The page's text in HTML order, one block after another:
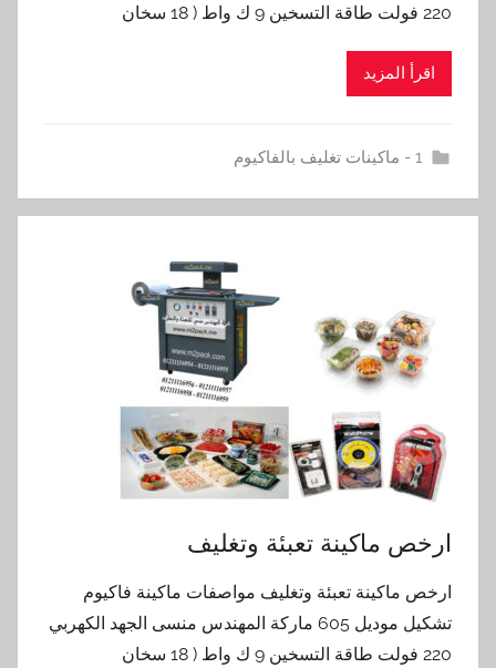
220 فولت طاقة التسخين 9 ك واط ( 18 سخان
اقرأ المزيد
1 - ماكينات تغليف بالفاكيوم
ارخص ماكينة تعبئة وتغليف
ارخص ماكينة تعبئة وتغليف مواصفات ماكينة فاكيوم
تشكيل موديل 605 ماركة المهندس منسى الجهد الكهربي
220 فولت طاقة التسخين 9 ك واط ( 18 سخان